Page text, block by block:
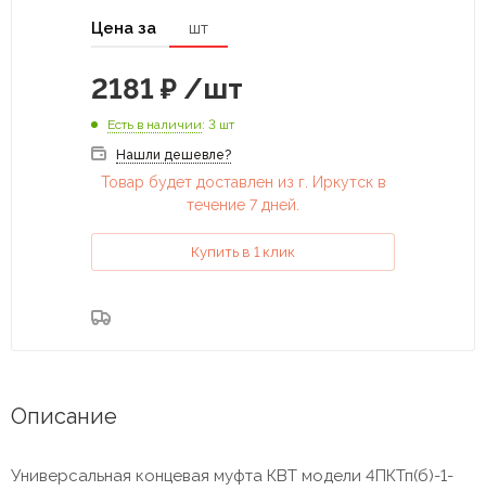
Цена за шт
2181 ₽ /шт
Есть в наличии: 3 шт
Нашли дешевле?
Товар будет доставлен из г. Иркутск в
течение 7 дней.
Купить в 1 клик
Описание
Универсальная концевая муфта КВТ модели 4ПКТп(б)-1-